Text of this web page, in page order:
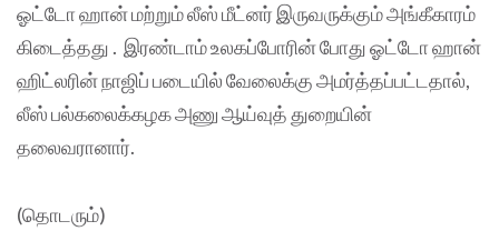
ஓட்டோ ஹான் மற்றும் லீஸ் மீட்னர் இருவருக்கும் அங்கீகாரம்
கிடைத்தது . இரண்டாம் உலகப்போரின் போது ஓட்டோ ஹான்
ஹிட்லரின் நாஜிப் படையில் வேலைக்கு அமர்த்தப்பட்டதால்,
லீஸ் பல்கலைக்கழக அணு ஆய்வுத் துறையின்
தலைவரானார்.
(தொடரும்)